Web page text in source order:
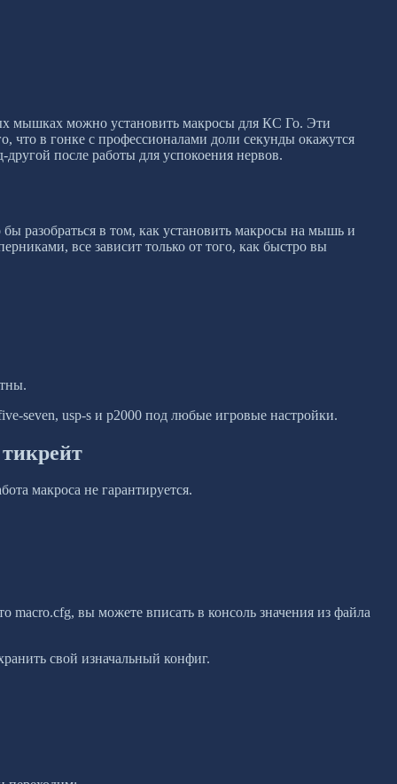
мышках можно установить макросы для КС Го. Эти
что в гонке с профессионалами доли секунды окажутся
после работы для успокоения нервов.
разобраться в том, как установить макросы на мышь и
все зависит только от того, как быстро вы
seven, usp-s и p2000 под любые игровые настройки.
макроса не гарантируется.
вы можете вписать в консоль значения из файла
свой изначальный конфиг.